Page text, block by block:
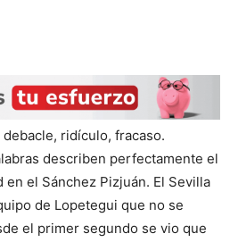
debacle, ridículo, fracaso.
describen perfectamente el
el Sánchez Pizjuán. El Sevilla
de Lopetegui que no se
el primer segundo se vio que